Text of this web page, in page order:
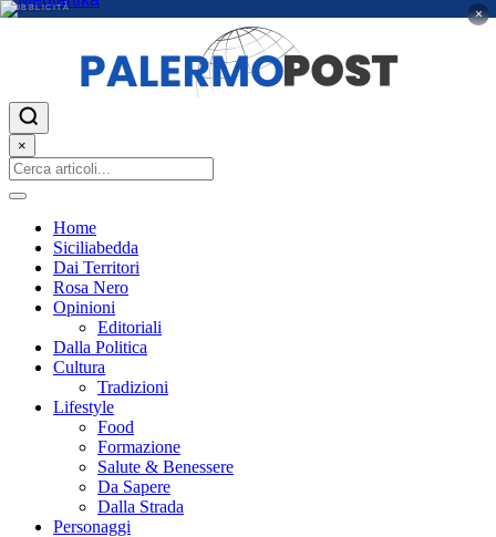
PUBBLICITÀ ×
×
Home
Siciliabedda
Dai Territori
Rosa Nero
Opinioni
Editoriali
Dalla Politica
Cultura
Tradizioni
Lifestyle
Food
Formazione
Salute & Benessere
Da Sapere
Dalla Strada
Personaggi